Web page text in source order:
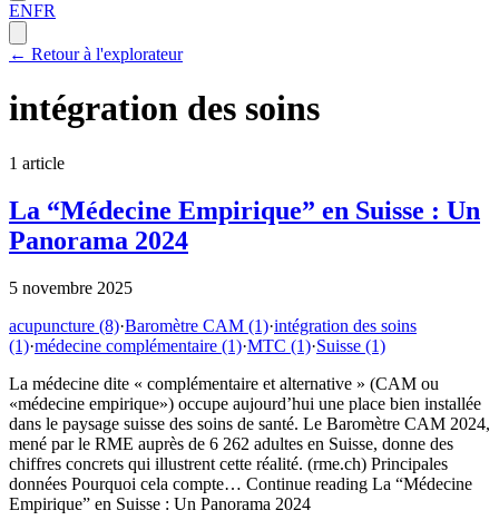
ENFR
← Retour à l'explorateur
intégration des soins
1 article
La “Médecine Empirique” en Suisse : Un
Panorama 2024
5 novembre 2025
acupuncture (8)·Baromètre CAM (1)·intégration des soins
(1)·médecine complémentaire (1)·MTC (1)·Suisse (1)
La médecine dite « complémentaire et alternative » (CAM ou
«médecine empirique») occupe aujourd’hui une place bien installée
dans le paysage suisse des soins de santé. Le Baromètre CAM 2024,
mené par le RME auprès de 6 262 adultes en Suisse, donne des
chiffres concrets qui illustrent cette réalité. (rme.ch) Principales
données Pourquoi cela compte… Continue reading La “Médecine
Empirique” en Suisse : Un Panorama 2024